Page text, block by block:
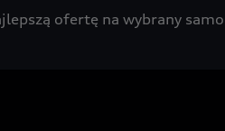
ofertę na wybrany